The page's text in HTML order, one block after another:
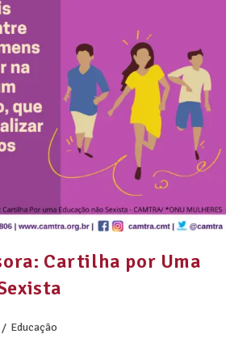
Cartilha por Uma
/ Educação